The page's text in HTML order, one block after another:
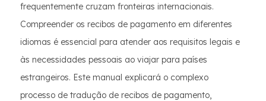
frequentemente cruzam fronteiras internacionais.
Compreender os recibos de pagamento em diferentes
idiomas é essencial para atender aos requisitos legais e
às necessidades pessoais ao viajar para países
estrangeiros. Este manual explicará o complexo
processo de tradução de recibos de pagamento,